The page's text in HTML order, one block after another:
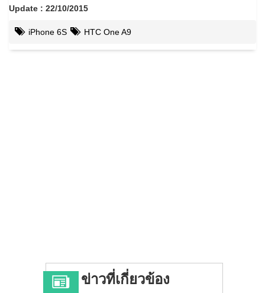
Update : 22/10/2015
iPhone 6S HTC One A9
ข่าวที่เกี่ยวข้อง